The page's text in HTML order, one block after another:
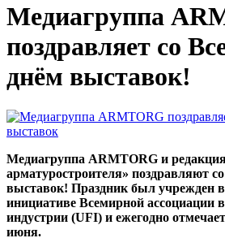
Медиагруппа
поздравляет со
днём выставок!
Медиагруппа ARMTORG и
арматуростроителя» поздравляют
выставок! Праздник был учрежден в
инициативе Всемирной ассоциации
индустрии (UFI) и ежегодно
июня.